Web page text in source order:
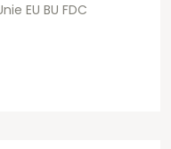
EU BU FDC